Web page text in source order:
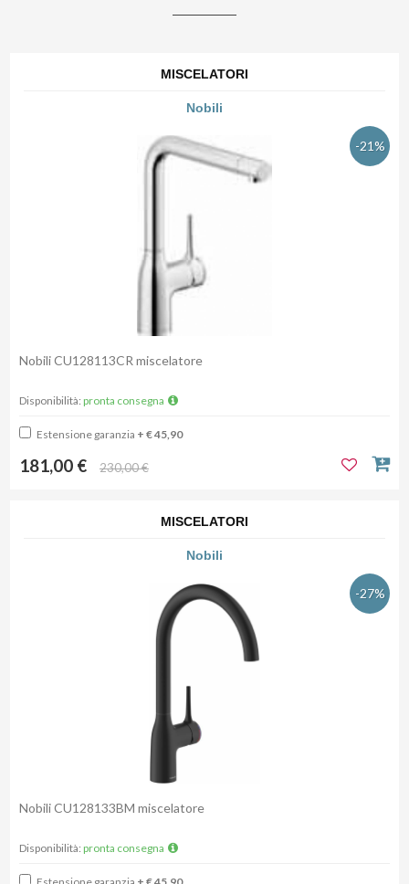
MISCELATORI
Nobili
-21%
Nobili CU128113CR miscelatore
Disponibilità: pronta consegna
Estensione garanzia + € 45,90
181,00 € 230,00 €
MISCELATORI
Nobili
-27%
Nobili CU128133BM miscelatore
Disponibilità: pronta consegna